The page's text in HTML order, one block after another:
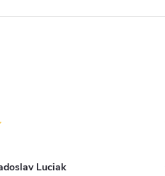
Luciak